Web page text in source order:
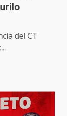
del CT